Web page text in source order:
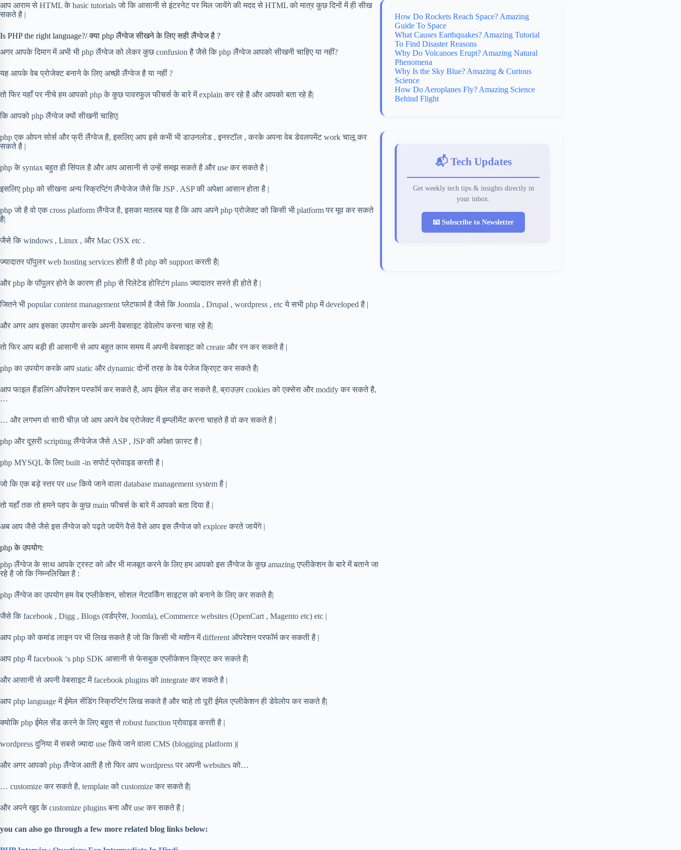
आप आराम से HTML के basic tutorials जो कि आसानी से इंटरनेट पर मिल जायेंगे की मदद से HTML को मात्र कुछ दिनों में ही सीख
सकते है |
Is PHP the right language?/ क्या php लैंग्वेज सीखने के लिए सही लैंग्वेज है ?
अगर आपके दिमाग में अभी भी php लैंग्वेज को लेकर कुछ confusion है जैसे कि php लैंग्वेज आपको सीखनी चाहिए या नहीं?
यह आपके वेब प्रोजेक्ट बनाने के लिए अच्छी लैंग्वेज है या नहीं ?
तो फिर यहाँ पर नीचे हम आपको php के कुछ पावरफुल फीचर्स के बारे में explain कर रहे है और आपको बता रहे है|
कि आपको php लैंग्वेज क्यों सीखनी चाहिए|
php एक ओपन सोर्स और फ्री लैंग्वेज है, इसलिए आप इसे कभी भी डाउनलोड , इनस्टॉल , करके अपना वेब डेवलपमेंट work चालू कर
सकते है |
php के syntax बहुत ही सिंपल है और आप आसानी से उन्हें समझ सकते है और use कर सकते है |
इसलिए php को सीखना अन्य स्क्रिप्टिंग लैंग्वेजेज जैसे कि JSP . ASP की अपेक्षा आसान होता है |
php जो है वो एक cross platform लैंग्वेज है, इसका मतलब यह है कि आप अपने php प्रोजेक्ट को किसी भी platform पर मूव कर सकते
है|
जैसे कि windows , Linux , और Mac OSX etc .
ज्यादातर पॉपुलर web hosting services होती है वो php को support करती है|
और php के पॉपुलर होने के कारण ही php से रिलेटेड होस्टिंग plans ज्यादातर सस्ते ही होते है |
जितने भी popular content management प्लेटफार्म है जैसे कि Joomla , Drupal , wordpress , etc ये सभी php में developed है |
और अगर आप इसका उपयोग करके अपनी वेबसाइट डेवेलोप करना चाह रहे है|
तो फिर आप बड़ी ही आसानी से आप बहुत काम समय में अपनी वेबसाइट को create और रन कर सकते है |
php का उपयोग करके आप static और dynamic दोनों तरह के वेब पेजेज क्रिएट कर सकते है|
आप फाइल हैंडलिंग ऑपरेशन परफॉर्म कर सकते है, आप ईमेल सेंड कर सकते है, ब्राउज़र cookies को एक्सेस और modify कर सकते है,
…
… और लगभग वो सारी चीज़ जो आप अपने वेब प्रोजेक्ट में इम्प्लीमेंट करना चाहते है वो कर सकते है |
php और दूसरी scripting लैंग्वेजेज जैसे ASP , JSP की अपेक्षा फ़ास्ट है |
php MYSQL के लिए built -in सपोर्ट प्रोवाइड करती है |
जो कि एक बड़े स्तर पर use किये जाने वाला database management system है |
तो यहाँ तक तो हमने पहप के कुछ main फीचर्स के बारे में आपको बता दिया है |
अब आप जैसे जैसे इस लैंग्वेज को पढ़ते जायेंगे वैसे वैसे आप इस लैंग्वेज को explore करते जायेंगे |
php के उपयोग:
php लैंग्वेज के साथ आपके ट्रस्ट को और भी मजबूत करने के लिए हम आपको इस लैंग्वेज के कुछ amazing एप्लीकेशन के बारे में बताने जा
रहे है जो कि निम्नलिखित है :
php लैंग्वेज का उपयोग हम वेब एप्लीकेशन, सोशल नेटवर्किंग साइट्स को बनाने के लिए कर सकते है|
जैसे कि facebook , Digg , Blogs (वर्डप्रेस, Joomla), eCommerce websites (OpenCart , Magento etc) etc |
आप php को कमांड लाइन पर भी लिख सकते है जो कि किसी भी मशीन में different ऑपरेशन परफॉर्म कर सकती है |
आप php में facebook ‘s php SDK आसानी से फेसबुक एप्लीकेशन क्रिएट कर सकते है|
और आसानी से अपनी वेबसाइट में facebook plugins को integrate कर सकते है |
आप php language में ईमेल सेंडिंग स्क्रिप्टिंग लिख सकते है और चाहे तो पूरी ईमेल एप्लीकेशन ही डेवेलोप कर सकते है|
क्योकि php ईमेल सेंड करने के लिए बहुत से robust function प्रोवाइड करती है |
wordpress दुनिया में सबसे ज्यादा use किये जाने वाला CMS (blogging platform )|
और अगर आपको php लैंग्वेज आती है तो फिर आप wordpress पर अपनी websites को…
… customize कर सकते है, template को customize कर सकते है|
और अपने खुद के customize plugins बना और use कर सकते है |
you can also go through a few more related blog links below:
How Do Rockets Reach Space? Amazing
Guide To Space
What Causes Earthquakes? Amazing Tutorial
To Find Disaster Reasons
Why Do Volcanoes Erupt? Amazing Natural
Phenomena
Why Is the Sky Blue? Amazing & Curious
Science
How Do Aeroplanes Fly? Amazing Science
Behind Flight
📬 Tech Updates
Get weekly tech tips & insights directly in
your inbox.
📧 Subscribe to Newsletter